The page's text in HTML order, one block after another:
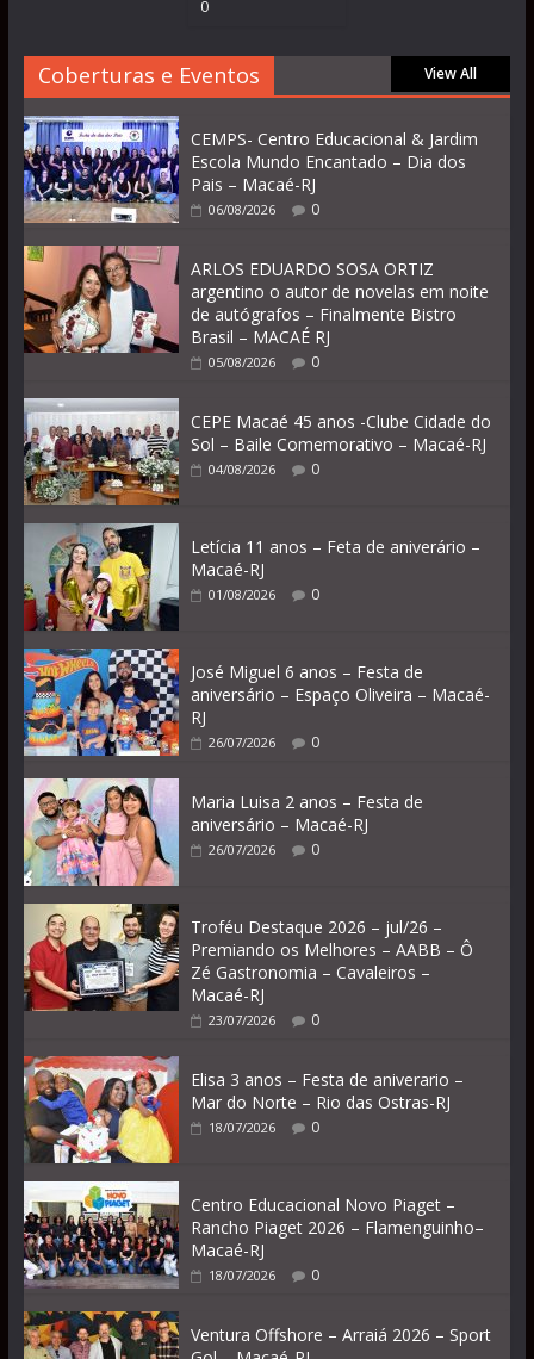
0
Coberturas e Eventos View All
CEMPS- Centro Educacional & Jardim
Escola Mundo Encantado – Dia dos
Pais – Macaé-RJ
06/08/2026 0
ARLOS EDUARDO SOSA ORTIZ
argentino o autor de novelas em noite
de autógrafos – Finalmente Bistro
Brasil – MACAÉ RJ
05/08/2026 0
CEPE Macaé 45 anos -Clube Cidade do
Sol – Baile Comemorativo – Macaé-RJ
04/08/2026 0
Letícia 11 anos – Feta de aniverário –
Macaé-RJ
01/08/2026 0
José Miguel 6 anos – Festa de
aniversário – Espaço Oliveira – Macaé-
RJ
26/07/2026 0
Maria Luisa 2 anos – Festa de
aniversário – Macaé-RJ
26/07/2026 0
Troféu Destaque 2026 – jul/26 –
Premiando os Melhores – AABB – Ô
Zé Gastronomia – Cavaleiros –
Macaé-RJ
23/07/2026 0
Elisa 3 anos – Festa de aniverario –
Mar do Norte – Rio das Ostras-RJ
18/07/2026 0
Centro Educacional Novo Piaget –
Rancho Piaget 2026 – Flamenguinho–
Macaé-RJ
18/07/2026 0
Ventura Offshore – Arraiá 2026 – Sport